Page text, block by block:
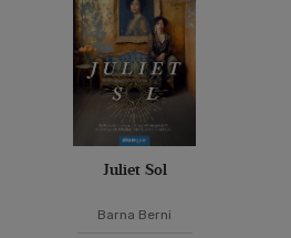
Juliet Sol
Barna Berni